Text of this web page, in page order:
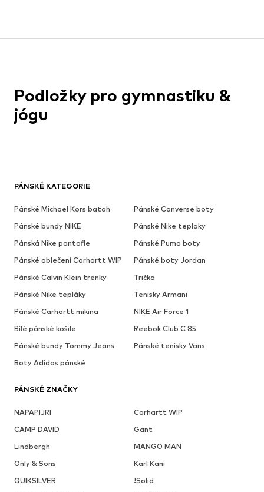
PÁNSKÉ KATEGORIE
Pánské Michael Kors batoh
Pánské Converse boty
Pánské bundy NIKE
Pánské Nike teplaky
Pánská Nike pantofle
Pánské Puma boty
Pánské oblečení Carhartt WIP
Pánské boty Jordan
Pánské Calvin Klein trenky
Trička
Pánské Nike tepláky
Tenisky Armani
Pánské Carhartt mikina
NIKE Air Force 1
Bílé pánské košile
Reebok Club C 85
Pánské bundy Tommy Jeans
Pánské tenisky Vans
Boty Adidas pánské
PÁNSKÉ ZNAČKY
NAPAPIJRI
Carhartt WIP
CAMP DAVID
Gant
Lindbergh
MANGO MAN
Only & Sons
Karl Kani
QUIKSILVER
!Solid
Podložky pro gymnastiku &
jógu